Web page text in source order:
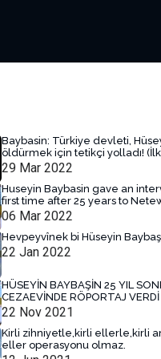
Baybasin: Türkiye devleti,
öldürmek için tetikçi yolladı! (İlk
29 Mar 2022
Huseyin Baybasin gave an
first time after 25 years to
06 Mar 2022
Hevpeyvînek bi Hüseyin
22 Jan 2022
HÜSEYİN BAYBAŞİN 25 YIL
CEZAEVİNDE RÖPORTAJ VERDİ
22 Nov 2021
Kirli zihniyetle,kirli ellerle,kirli
eller operasyonu olmaz.